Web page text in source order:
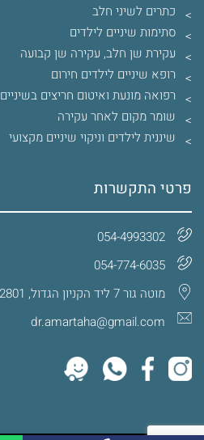
כתרים לשיני חלב
סתימות שיניים לילדים
עקירת שן חלב, עקירה שן קבועה
רופא שיניים לילדים חירום
רפואה מונעת ואיטום חריצים בשיניים
שומר מקום לאחר עקירה
שיננית לילדים וניקוי שיניים מקצועי
פרטי התקשרות
054-4993302
054-774-6035‏
מוטה גור 7 ליד הקניון הגדול, Petah Tikva, Israel, 4952801
dr.amartaha@gmail.com